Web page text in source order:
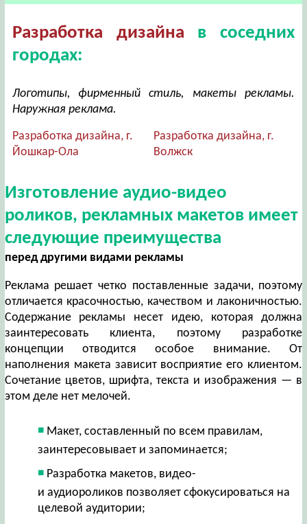
Разработка дизайна в соседних
городах:
Логотипы, фирменный стиль, макеты рекламы.
Наружная реклама.
Разработка дизайна, г.
Йошкар-Ола
Разработка дизайна, г.
Волжск
Изготовление аудио-видео
роликов, рекламных макетов имеет
следующие преимущества
перед другими видами рекламы
Реклама решает четко поставленные задачи, поэтому
отличается красочностью, качеством и лаконичностью.
Содержание рекламы несет идею, которая должна
заинтересовать клиента, поэтому разработке
концепции отводится особое внимание. От
наполнения макета зависит восприятие его клиентом.
Сочетание цветов, шрифта, текста и изображения — в
этом деле нет мелочей.
Макет, составленный по всем правилам,
заинтересовывает и запоминается;
Разработка макетов, видео-
и аудиороликов позволяет сфокусироваться на
целевой аудитории;